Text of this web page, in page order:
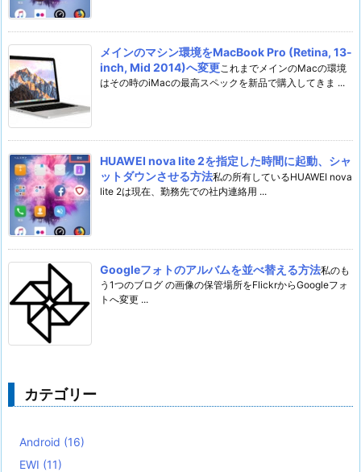
メインのマシン環境をMacBook Pro (Retina, 13-
inch, Mid 2014)へ変更 これまでメインのMacの環境
はその時のiMacの最高スペックを新品で購入してきま ...
HUAWEI nova lite 2を指定した時間に起動、シャ
ットダウンさせる方法私の所有しているHUAWEI nova
lite 2は現在、勤務先での社内連絡用 ...
Googleフォトのアルバムを並べ替える方法私のも
う1つのブログ の画像の保管場所をFlickrからGoogleフォ
トへ変更 ...
カテゴリー
Android (16)
EWI (11)